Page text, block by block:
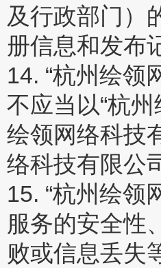
及行政部门）
册信息和发布
14. “杭州绘领
不应当以“杭
绘领网络科技
络科技有限公
15. “杭州绘领
服务的安全性
败或信息丢失